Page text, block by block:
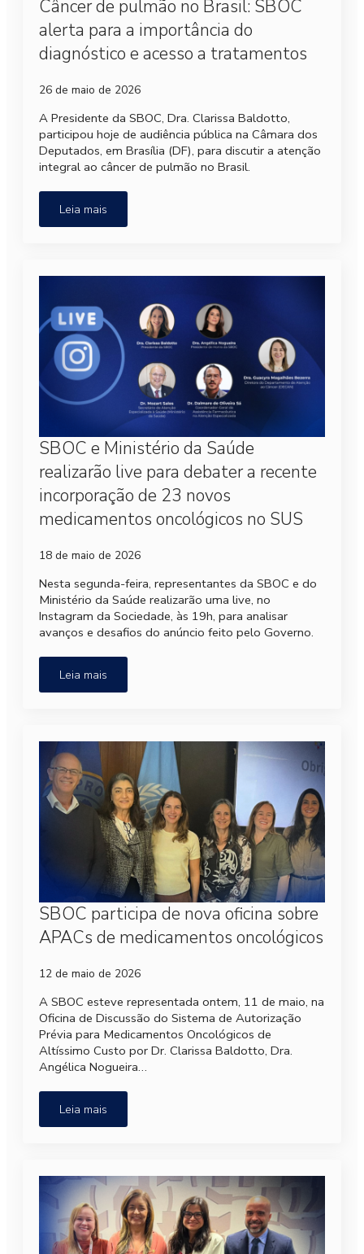
Câncer de pulmão no Brasil: SBOC
alerta para a importância do
diagnóstico e acesso a tratamentos
26 de maio de 2026
A Presidente da SBOC, Dra. Clarissa Baldotto,
participou hoje de audiência pública na Câmara dos
Deputados, em Brasília (DF), para discutir a atenção
integral ao câncer de pulmão no Brasil.
Leia mais
SBOC e Ministério da Saúde
realizarão live para debater a recente
incorporação de 23 novos
medicamentos oncológicos no SUS
18 de maio de 2026
Nesta segunda-feira, representantes da SBOC e do
Ministério da Saúde realizarão uma live, no
Instagram da Sociedade, às 19h, para analisar
avanços e desafios do anúncio feito pelo Governo.
Leia mais
SBOC participa de nova oficina sobre
APACs de medicamentos oncológicos
12 de maio de 2026
A SBOC esteve representada ontem, 11 de maio, na
Oficina de Discussão do Sistema de Autorização
Prévia para Medicamentos Oncológicos de
Altíssimo Custo por Dr. Clarissa Baldotto, Dra.
Angélica Nogueira…
Leia mais